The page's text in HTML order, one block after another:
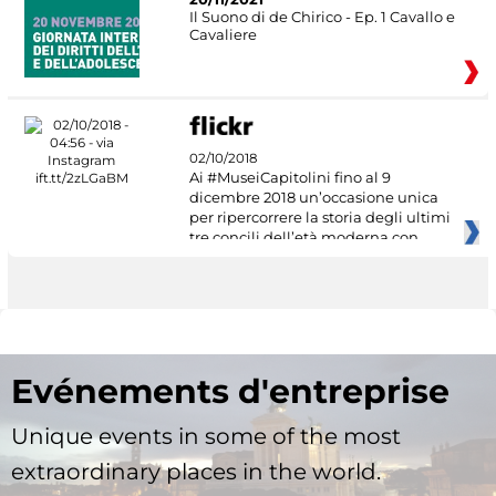
Il Suono di de Chirico - Ep. 1 Cavallo e
Cavaliere
02/10/2018
Ai #MuseiCapitolini fino al 9
dicembre 2018 un’occasione unica
per ripercorrere la storia degli ultimi
tre concili dell’età moderna con
Evénements d'entreprise
Unique events in some of the most
extraordinary places in the world.